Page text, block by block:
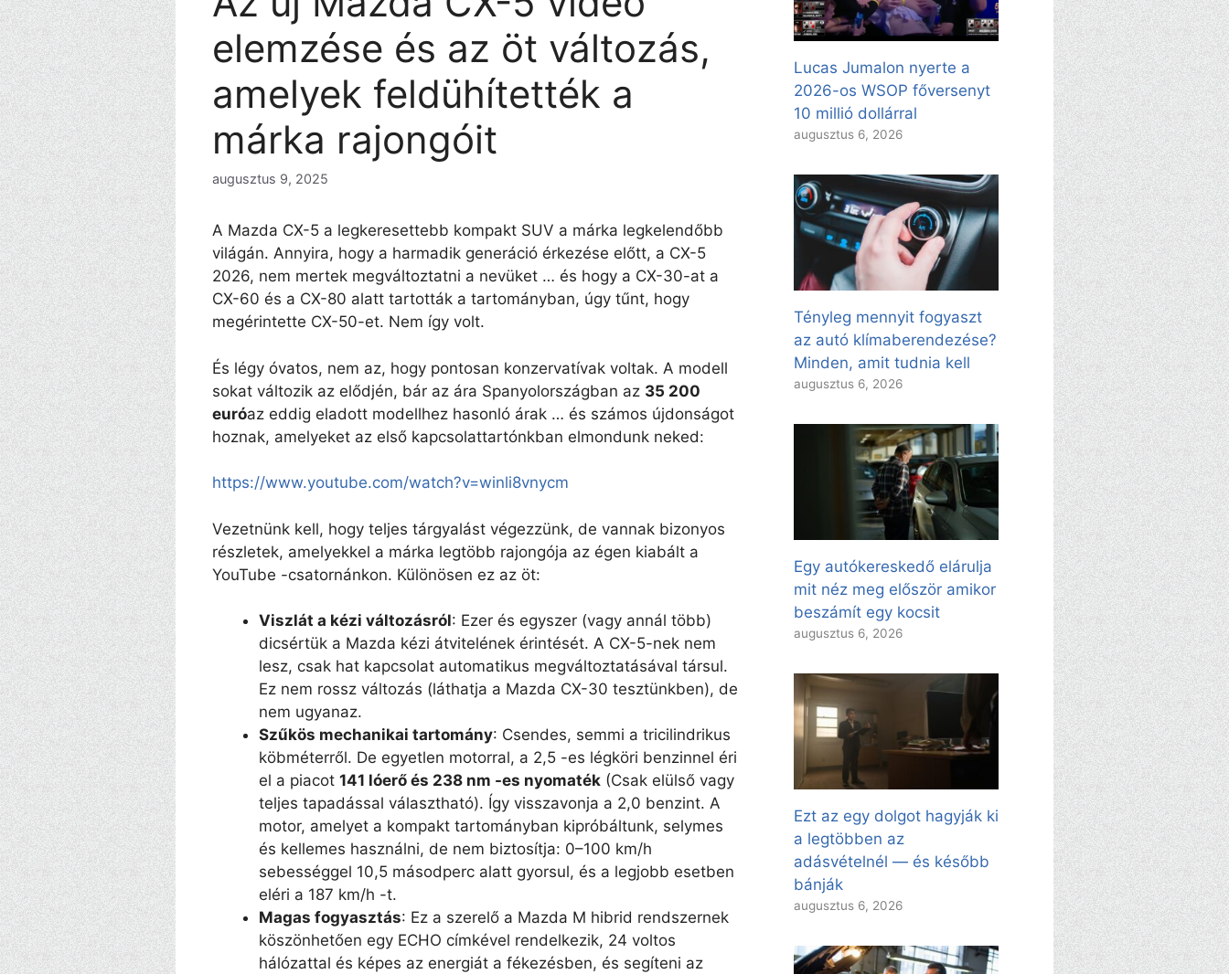
elemzése és az öt változás,
amelyek feldühítették a
márka rajongóit
augusztus 9, 2025
A Mazda CX-5 a legkeresettebb kompakt SUV a márka legkelendőbb
világán. Annyira, hogy a harmadik generáció érkezése előtt, a CX-5
2026, nem mertek megváltoztatni a nevüket … és hogy a CX-30-at a
CX-60 és a CX-80 alatt tartották a tartományban, úgy tűnt, hogy
megérintette CX-50-et. Nem így volt.
És légy óvatos, nem az, hogy pontosan konzervatívak voltak. A modell
sokat változik az elődjén, bár az ára Spanyolországban az 35 200
euróaz eddig eladott modellhez hasonló árak … és számos újdonságot
hoznak, amelyeket az első kapcsolattartónkban elmondunk neked:
https://www.youtube.com/watch?v=winli8vnycm
Vezetnünk kell, hogy teljes tárgyalást végezzünk, de vannak bizonyos
részletek, amelyekkel a márka legtöbb rajongója az égen kiabált a
YouTube -csatornánkon. Különösen ez az öt:
Viszlát a kézi változásról: Ezer és egyszer (vagy annál több)
dicsértük a Mazda kézi átvitelének érintését. A CX-5-nek nem
lesz, csak hat kapcsolat automatikus megváltoztatásával társul.
Ez nem rossz változás (láthatja a Mazda CX-30 tesztünkben), de
nem ugyanaz.
Szűkös mechanikai tartomány: Csendes, semmi a tricilindrikus
köbméterről. De egyetlen motorral, a 2,5 -es légköri benzinnel éri
el a piacot 141 lóerő és 238 nm -es nyomaték (Csak elülső vagy
teljes tapadással választható). Így visszavonja a 2,0 benzint. A
motor, amelyet a kompakt tartományban kipróbáltunk, selymes
és kellemes használni, de nem biztosítja: 0–100 km/h
sebességgel 10,5 másodperc alatt gyorsul, és a legjobb esetben
eléri a 187 km/h -t.
Magas fogyasztás: Ez a szerelő a Mazda M hibrid rendszernek
köszönhetően egy ECHO címkével rendelkezik, 24 voltos
hálózattal és képes az energiát a fékezésben, és segíteni az
Lucas Jumalon nyerte a
2026-os WSOP főversenyt
10 millió dollárral
augusztus 6, 2026
Tényleg mennyit fogyaszt
az autó klímaberendezése?
Minden, amit tudnia kell
augusztus 6, 2026
Egy autókereskedő elárulja
mit néz meg először amikor
beszámít egy kocsit
augusztus 6, 2026
Ezt az egy dolgot hagyják ki
a legtöbben az
adásvételnél — és később
bánják
augusztus 6, 2026